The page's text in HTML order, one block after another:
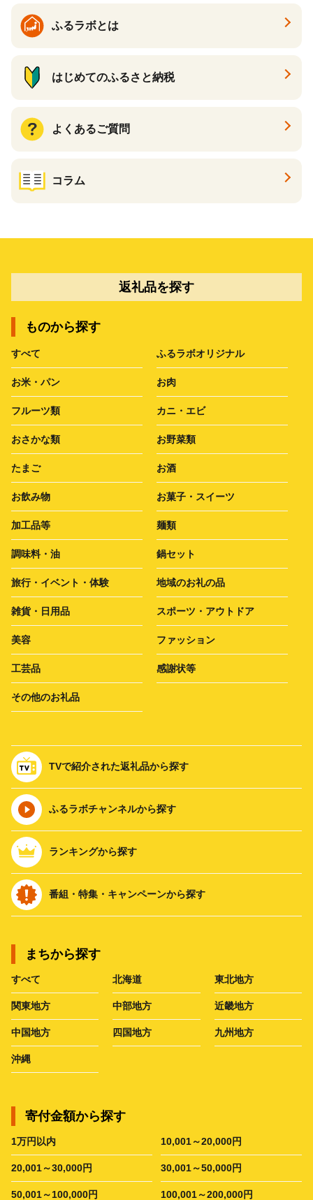
ふるラボとは
はじめてのふるさと納税
よくあるご質問
コラム
返礼品を探す
ものから探す
すべて ふるラボオリジナル
お米・パン お肉
フルーツ類 カニ・エビ
おさかな類 お野菜類
たまご お酒
お飲み物 お菓子・スイーツ
加工品等 麺類
調味料・油 鍋セット
旅行・イベント・体験 地域のお礼の品
雑貨・日用品 スポーツ・アウトドア
美容 ファッション
工芸品 感謝状等
その他のお礼品
TVで紹介された返礼品から探す
ふるラボチャンネルから探す
ランキングから探す
番組・特集・キャンペーンから探す
まちから探す
すべて 北海道 東北地方
関東地方 中部地方 近畿地方
中国地方 四国地方 九州地方
沖縄
寄付金額から探す
1万円以内 10,001～20,000円
20,001～30,000円 30,001～50,000円
50,001～100,000円 100,001～200,000円